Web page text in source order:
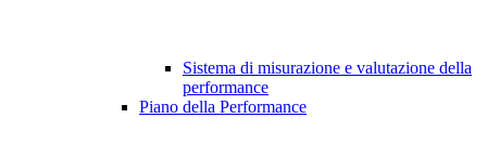
Sistema di misurazione e valutazione della
performance
Piano della Performance